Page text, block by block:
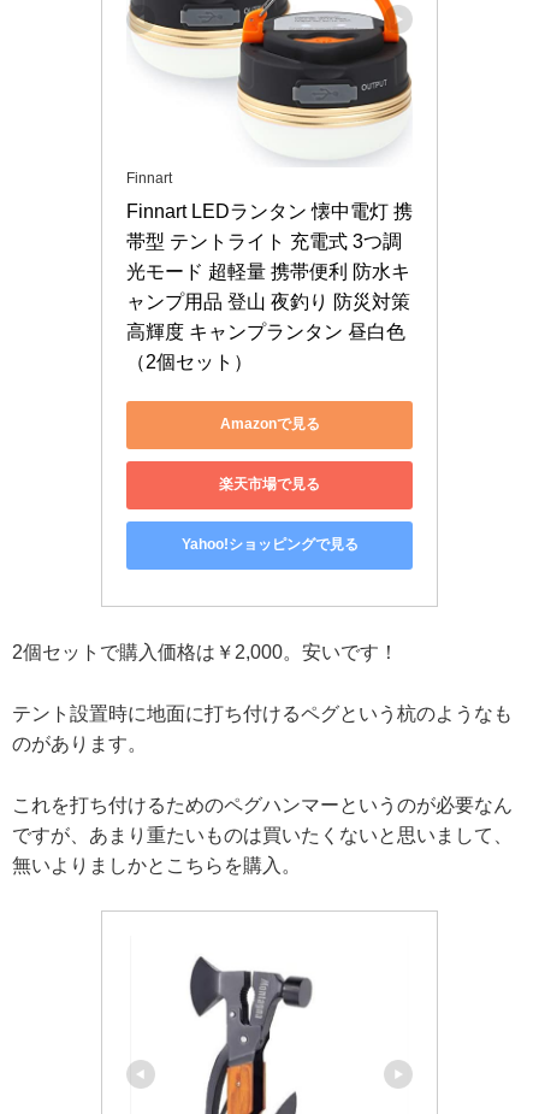
Finnart
Finnart LEDランタン 懐中電灯 携
帯型 テントライト 充電式 3つ調
光モード 超軽量 携帯便利 防水キ
ャンプ用品 登山 夜釣り 防災対策
高輝度 キャンプランタン 昼白色
（2個セット）
Amazonで見る
楽天市場で見る
Yahoo!ショッピングで見る
2個セットで購入価格は￥2,000。安いです！
テント設置時に地面に打ち付けるペグという杭のようなも
のがあります。
これを打ち付けるためのペグハンマーというのが必要なん
ですが、あまり重たいものは買いたくないと思いまして、
無いよりましかとこちらを購入。